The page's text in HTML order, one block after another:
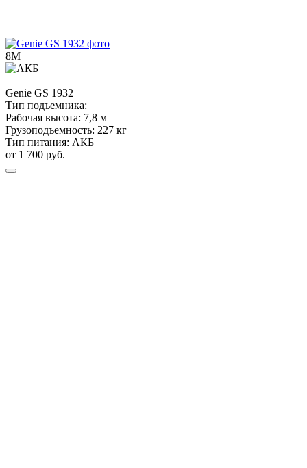
8М
Genie GS 1932
Тип подъемника:
Рабочая высота: 7,8 м
Грузоподъемность: 227 кг
Тип питания: АКБ
от 1 700 руб.